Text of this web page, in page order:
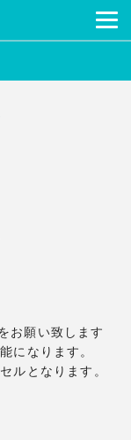
お願い致します
になります。
ルとなります。